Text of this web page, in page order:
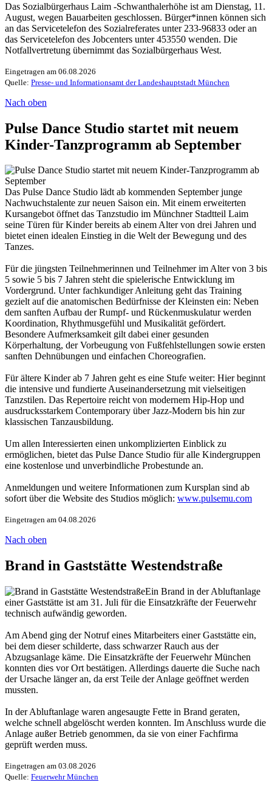
Das Sozialbürgerhaus Laim -Schwanthalerhöhe ist am Dienstag, 11.
August, wegen Bauarbeiten geschlossen. Bürger*innen können sich
an das Servicetelefon des Sozialreferates unter 233-96833 oder an
das Servicetelefon des Jobcenters unter 453550 wenden. Die
Notfallvertretung übernimmt das Sozialbürgerhaus West.
Eingetragen am 06.08.2026
Quelle: Presse- und Informationsamt der Landeshauptstadt München
Nach oben
Pulse Dance Studio startet mit neuem
Kinder-Tanzprogramm ab September
Das Pulse Dance Studio lädt ab kommenden September junge
Nachwuchstalente zur neuen Saison ein. Mit einem erweiterten
Kursangebot öffnet das Tanzstudio im Münchner Stadtteil Laim
seine Türen für Kinder bereits ab einem Alter von drei Jahren und
bietet einen idealen Einstieg in die Welt der Bewegung und des
Tanzes.
Für die jüngsten Teilnehmerinnen und Teilnehmer im Alter von 3 bis
5 sowie 5 bis 7 Jahren steht die spielerische Entwicklung im
Vordergrund. Unter fachkundiger Anleitung geht das Training
gezielt auf die anatomischen Bedürfnisse der Kleinsten ein: Neben
dem sanften Aufbau der Rumpf- und Rückenmuskulatur werden
Koordination, Rhythmusgefühl und Musikalität gefördert.
Besondere Aufmerksamkeit gilt dabei einer gesunden
Körperhaltung, der Vorbeugung von Fußfehlstellungen sowie ersten
sanften Dehnübungen und einfachen Choreografien.
Für ältere Kinder ab 7 Jahren geht es eine Stufe weiter: Hier beginnt
die intensive und fundierte Auseinandersetzung mit vielseitigen
Tanzstilen. Das Repertoire reicht von modernem Hip-Hop und
ausdrucksstarkem Contemporary über Jazz-Modern bis hin zur
klassischen Tanzausbildung.
Um allen Interessierten einen unkomplizierten Einblick zu
ermöglichen, bietet das Pulse Dance Studio für alle Kindergruppen
eine kostenlose und unverbindliche Probestunde an.
Anmeldungen und weitere Informationen zum Kursplan sind ab
sofort über die Website des Studios möglich: www.pulsemu.com
Eingetragen am 04.08.2026
Nach oben
Brand in Gaststätte Westendstraße
Ein Brand in der Abluftanlage
einer Gaststätte ist am 31. Juli für die Einsatzkräfte der Feuerwehr
technisch aufwändig geworden.
Am Abend ging der Notruf eines Mitarbeiters einer Gaststätte ein,
bei dem dieser schilderte, dass schwarzer Rauch aus der
Abzugsanlage käme. Die Einsatzkräfte der Feuerwehr München
konnten dies vor Ort bestätigen. Allerdings dauerte die Suche nach
der Ursache länger an, da erst Teile der Anlage geöffnet werden
mussten.
In der Abluftanlage waren angesaugte Fette in Brand geraten,
welche schnell abgelöscht werden konnten. Im Anschluss wurde die
Anlage außer Betrieb genommen, da sie von einer Fachfirma
geprüft werden muss.
Eingetragen am 03.08.2026
Quelle: Feuerwehr München